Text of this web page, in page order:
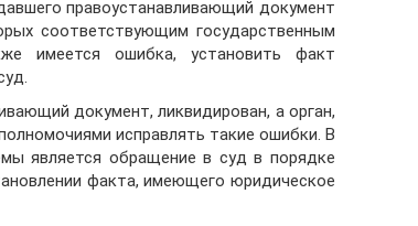
правоустанавливающий документ
соответствующим государственным
имеется ошибка, установить факт
документ, ликвидирован, а орган,
исправлять такие ошибки. В
является обращение в суд в порядке
факта, имеющего юридическое